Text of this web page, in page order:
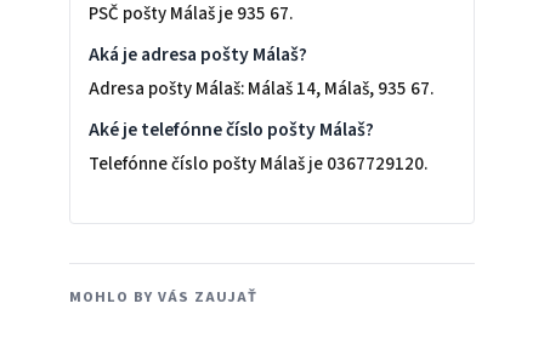
PSČ pošty Málaš je 935 67.
Aká je adresa pošty Málaš?
Adresa pošty Málaš: Málaš 14, Málaš, 935 67.
Aké je telefónne číslo pošty Málaš?
Telefónne číslo pošty Málaš je 0367729120.
MOHLO BY VÁS ZAUJAŤ